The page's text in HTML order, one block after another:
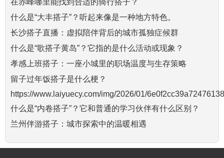
什么是“大丰搭子”？听起来像是一种地方特色。
长沙搭子直播：虚拟陪伴背后的城市孤独症候群
什么是“歌搭子黄岛”？它指的是什么活动或现象？
孝感上班搭子：一座小城里的职场温度与生存策略
留子过年饭搭子是什么梗？
https://www.laiyuecy.com/img/2026/01/
什么是“内卷搭子”？它和普通的学习伙伴有什么区别？
兰州伴游搭子：城市探索中的温暖相遇